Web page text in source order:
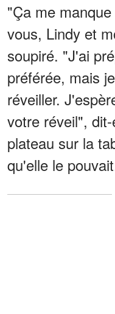
"Ça me
vous, Lindy et
soupiré. "J'ai
préférée, mais
réveiller.
votre réveil",
plateau sur la
qu'elle le